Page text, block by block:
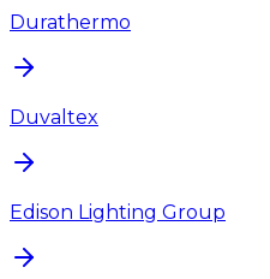
Durathermo
Duvaltex
Edison Lighting Group